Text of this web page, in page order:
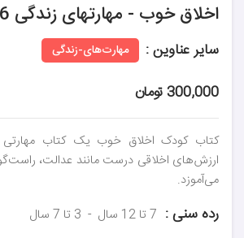
اخلاق خوب - مهارتهای زندگی 6
سایر عناوین : مهارت‌های-زندگی
300,000 تومان
کتاب کودک اخلاق خوب یک کتاب
ارزش‌های اخلاقی درست مانند عدالت،
می‌آموزد.
رده سنی : 7 تا 12 سال 3 تا 7 سال